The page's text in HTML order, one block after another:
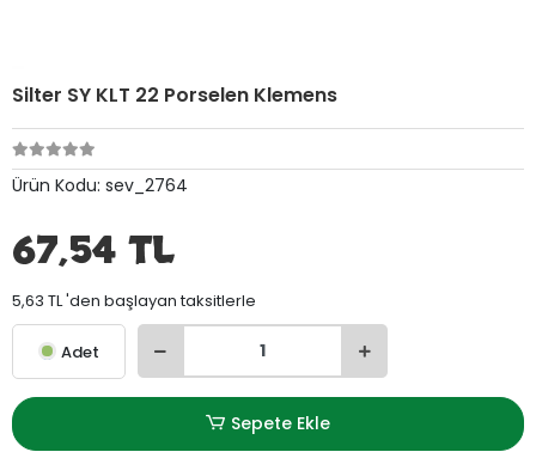
Silter SY KLT 22 Porselen Klemens
Ürün Kodu: sev_2764
67,54 TL
5,63 TL 'den başlayan taksitlerle
Adet
Sepete Ekle